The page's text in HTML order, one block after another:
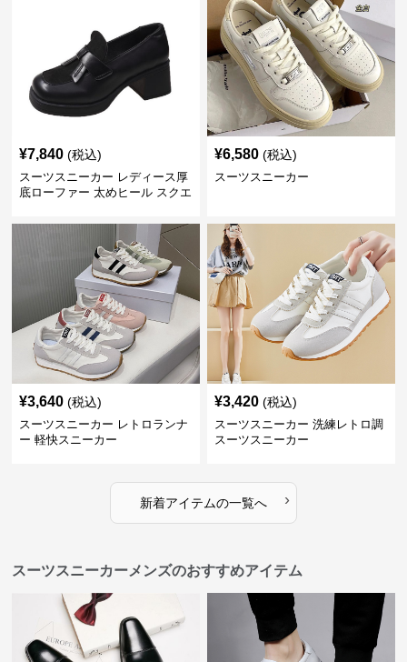
¥7,840 (税込)
スーツスニーカー レディース厚
底ローファー 太めヒール スクエ
¥6,580 (税込)
スーツスニーカー
¥3,640 (税込)
スーツスニーカー レトロランナ
ー 軽快スニーカー
¥3,420 (税込)
スーツスニーカー 洗練レトロ調
スーツスニーカー
新着アイテムの一覧へ ›
スーツスニーカーメンズのおすすめアイテム